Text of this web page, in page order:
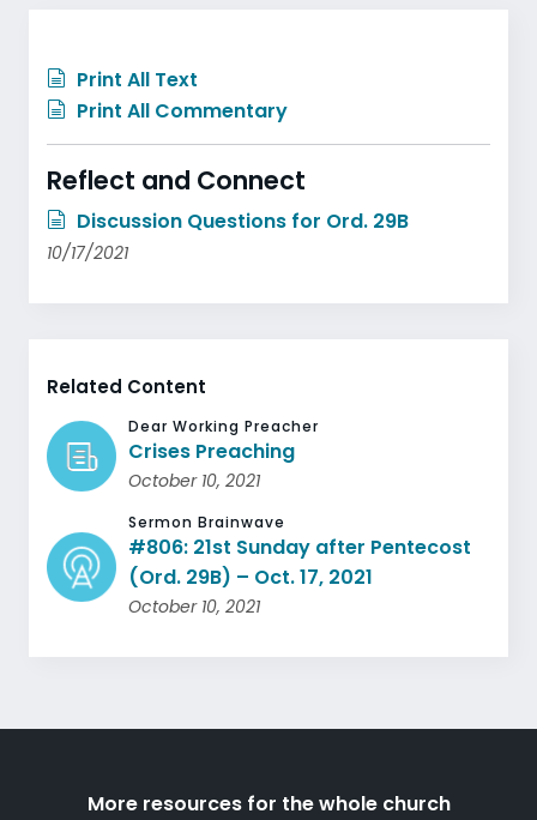
Print All Text
Print All Commentary
Reflect and Connect
Discussion Questions for Ord. 29B
10/17/2021
Related Content
Dear Working Preacher
Crises Preaching
October 10, 2021
Sermon Brainwave
#806: 21st Sunday after Pentecost
(Ord. 29B) – Oct. 17, 2021
October 10, 2021
More resources for the whole church